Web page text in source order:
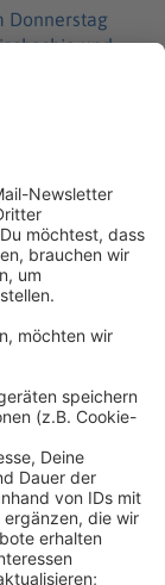
Donnerstag
und
Stadt Dnipro
Tag
zu